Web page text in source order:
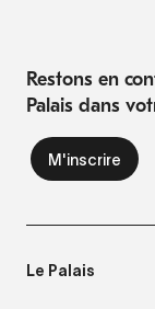
Restons en
Palais dans
Le Palais